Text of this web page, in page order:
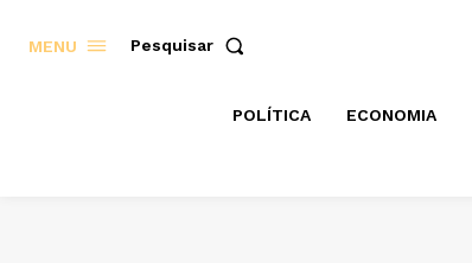
MENU Pesquisar
POLÍTICA ECONOMIA